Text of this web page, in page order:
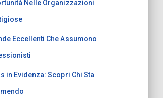
Nelle Organizzazioni
Eccellenti Che Assumono
in Evidenza: Scopri Chi Sta